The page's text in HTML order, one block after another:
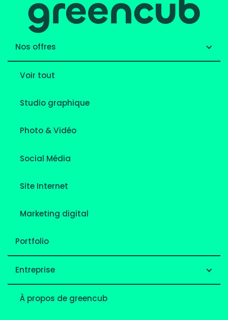
Nos offres
Voir tout
Studio graphique
Photo & Vidéo
Social Média
Site Internet
Marketing digital
Portfolio
Entreprise
À propos de greencub